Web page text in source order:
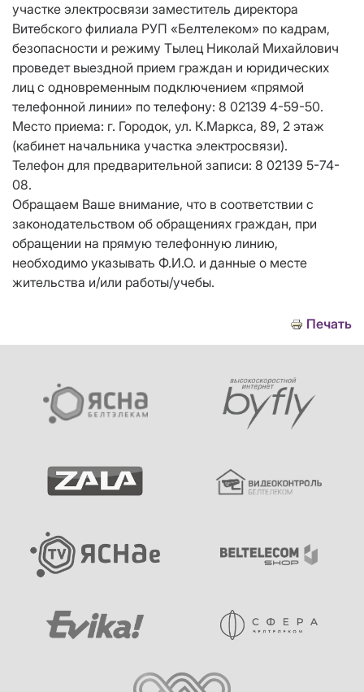
участке электросвязи заместитель директора
Витебского филиала РУП «Белтелеком» по кадрам,
безопасности и режиму Тылец Николай Михайлович
проведет выездной прием граждан и юридических
лиц с одновременным подключением «прямой
телефонной линии» по телефону: 8 02139 4-59-50.
Место приема: г. Городок, ул. К.Маркса, 89, 2 этаж
(кабинет начальника участка электросвязи).
Телефон для предварительной записи: 8 02139 5-74-
08.
Обращаем Ваше внимание, что в соответствии с
законодательством об обращениях граждан, при
обращении на прямую телефонную линию,
необходимо указывать Ф.И.О. и данные о месте
жительства и/или работы/учебы.
Печать